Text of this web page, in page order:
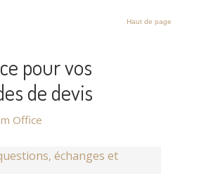
Haut de page
pour vos
de devis
Office